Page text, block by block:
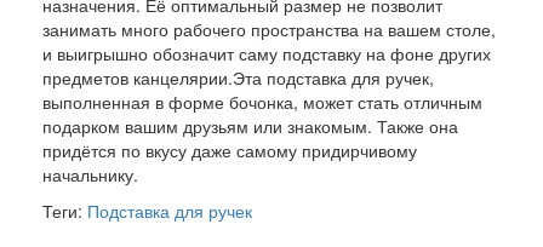
занимать много рабочего пространства на вашем столе,
и выигрышно обозначит саму подставку на фоне других
предметов канцелярии.Эта подставка для ручек,
выполненная в форме бочонка, может стать отличным
подарком вашим друзьям или знакомым. Также она
придётся по вкусу даже самому придирчивому
начальнику.
Теги: Подставка для ручек